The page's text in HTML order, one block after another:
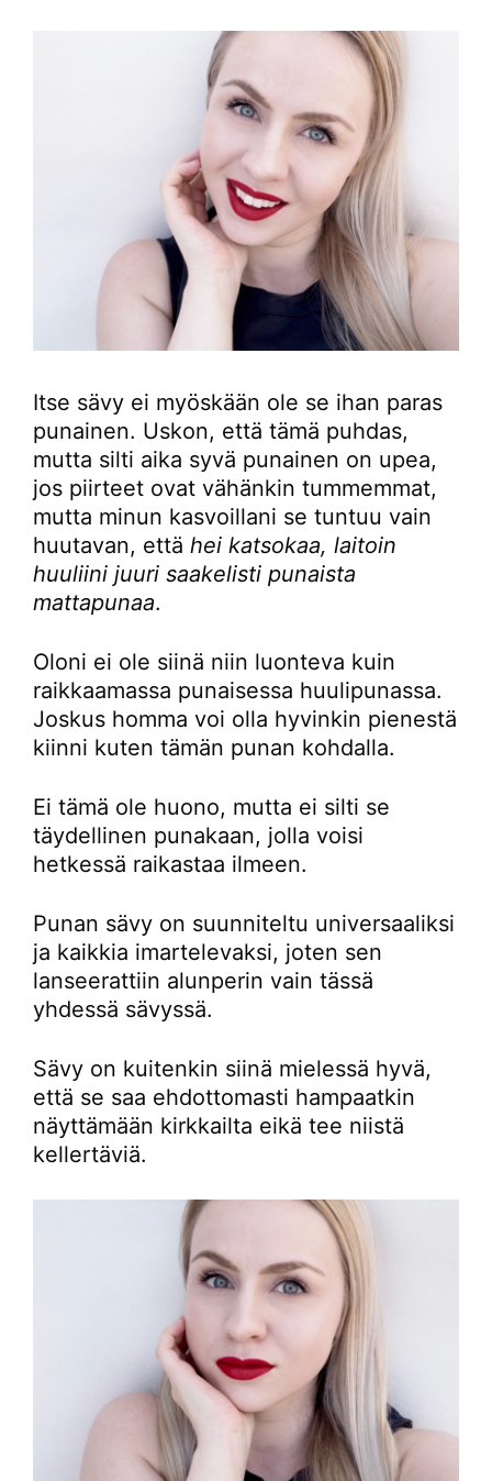
Itse sävy ei myöskään ole se ihan paras
punainen. Uskon, että tämä puhdas,
mutta silti aika syvä punainen on upea,
jos piirteet ovat vähänkin tummemmat,
mutta minun kasvoillani se tuntuu vain
huutavan, että hei katsokaa, laitoin
huuliini juuri saakelisti punaista
mattapunaa.
Oloni ei ole siinä niin luonteva kuin
raikkaamassa punaisessa huulipunassa.
Joskus homma voi olla hyvinkin pienestä
kiinni kuten tämän punan kohdalla.
Ei tämä ole huono, mutta ei silti se
täydellinen punakaan, jolla voisi
hetkessä raikastaa ilmeen.
Punan sävy on suunniteltu universaaliksi
ja kaikkia imartelevaksi, joten sen
lanseerattiin alunperin vain tässä
yhdessä sävyssä.
Sävy on kuitenkin siinä mielessä hyvä,
että se saa ehdottomasti hampaatkin
näyttämään kirkkailta eikä tee niistä
kellertäviä.